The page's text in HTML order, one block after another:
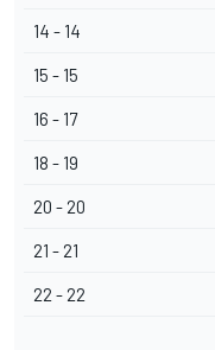
14 - 14
15 - 15
16 - 17
18 - 19
20 - 20
21 - 21
22 - 22